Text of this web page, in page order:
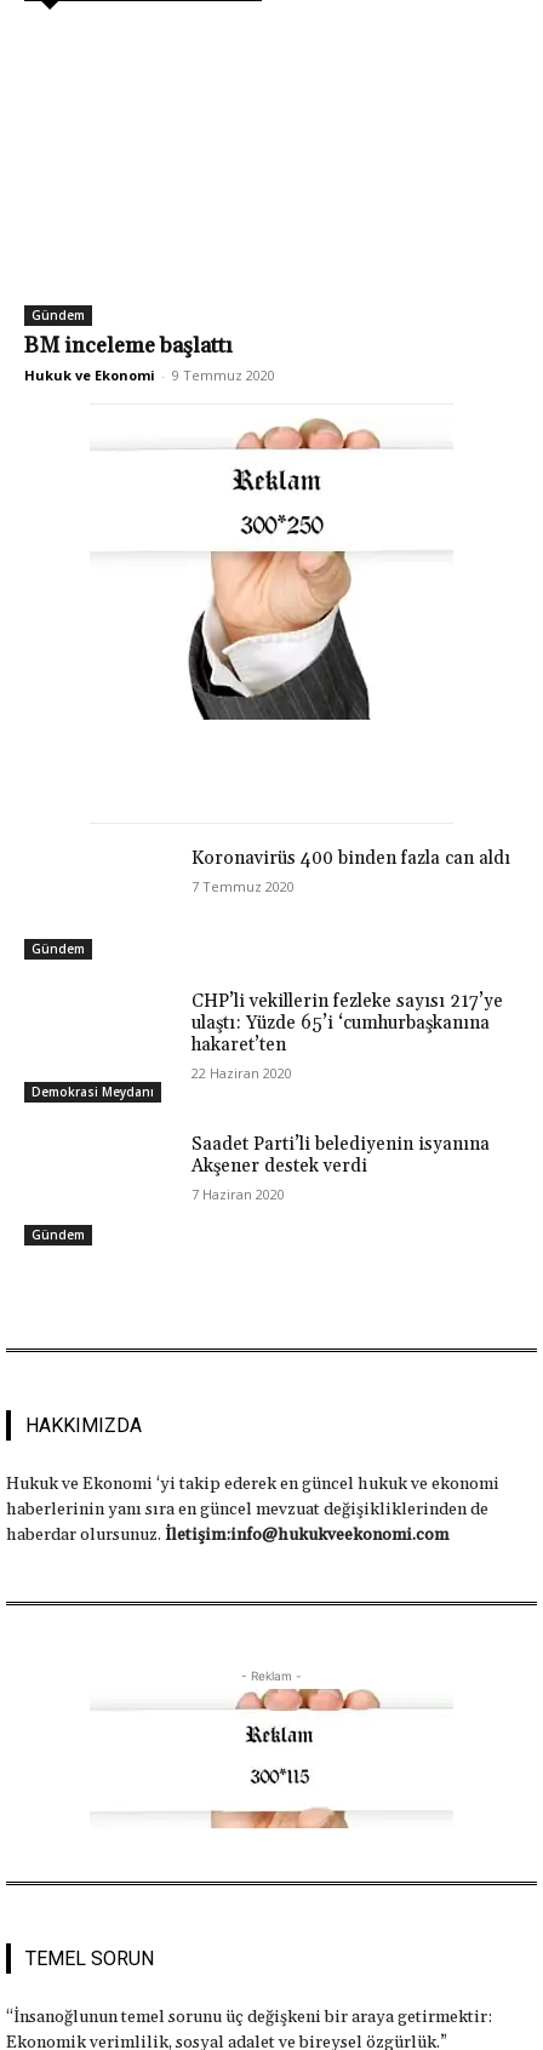
Gündem
BM inceleme başlattı
Hukuk ve Ekonomi - 9 Temmuz 2020
Gündem
Koronavirüs 400 binden fazla can aldı
7 Temmuz 2020
Demokrasi Meydanı
CHP’li vekillerin fezleke sayısı 217’ye
ulaştı: Yüzde 65’i ‘cumhurbaşkanına
hakaret’ten
22 Haziran 2020
Gündem
Saadet Parti’li belediyenin isyanına
Akşener destek verdi
7 Haziran 2020
HAKKIMIZDA
Hukuk ve Ekonomi ‘yi takip ederek en güncel hukuk ve ekonomi
haberlerinin yanı sıra en güncel mevzuat değişikliklerinden de
haberdar olursunuz. İletişim:info@hukukveekonomi.com
- Reklam -
TEMEL SORUN
“İnsanoğlunun temel sorunu üç değişkeni bir araya getirmektir:
Ekonomik verimlilik, sosyal adalet ve bireysel özgürlük.”